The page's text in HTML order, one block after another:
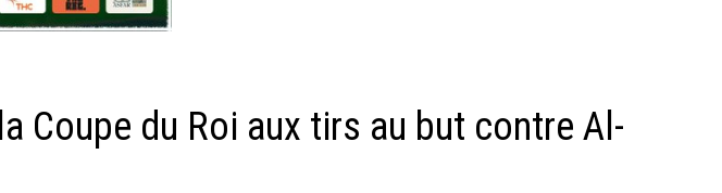
Coupe du Roi aux tirs au but contre Al-